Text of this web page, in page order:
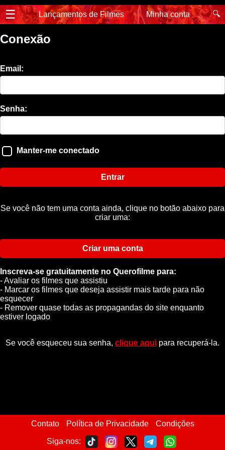
☰ Lançamentos de Filmes Minha conta 🔍
Conexão
Email:
Senha:
Manter-me conectado
Entrar
Se você não tem uma conta ainda, clique no botão abaixo para
criar uma:
Criar uma conta
Inscreva-se gratuitamente no Querofilme para:
- Avaliar os filmes que assistiu
- Marcar os filmes que deseja assistir mais tarde para não
esquecer
- Remover quase todas as propagandas do site enquanto
estiver logado
Se você esqueceu sua senha, clique aqui para recuperá-la.
Contato Política de Privacidade Condições
Siga-nos: